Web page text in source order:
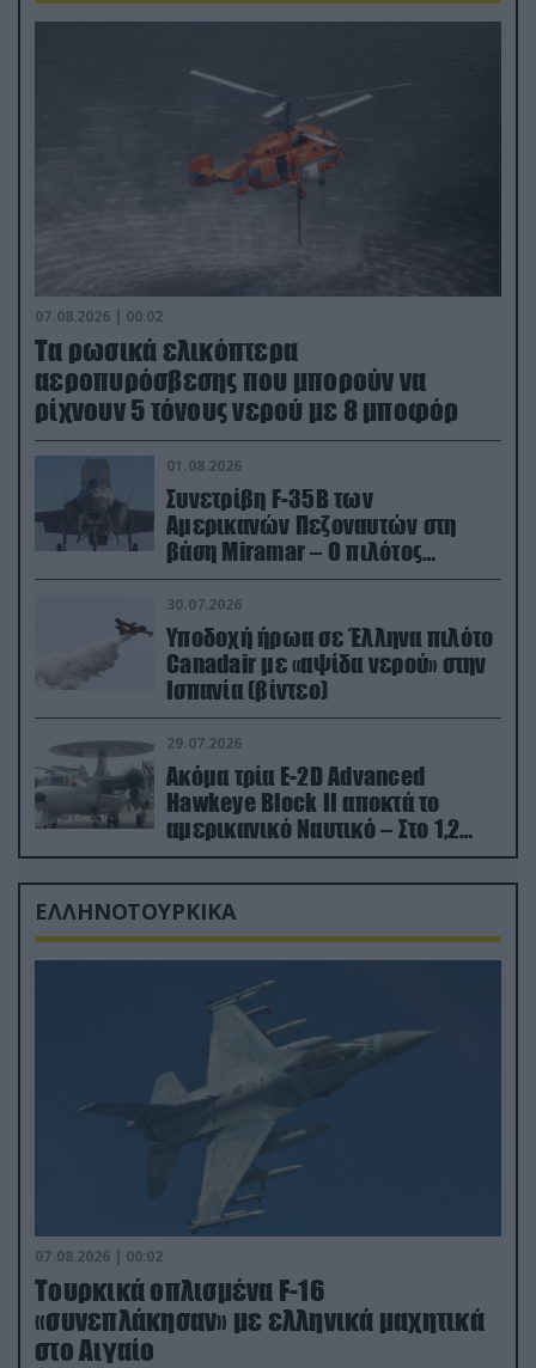
07.08.2026 | 00:02
Τα ρωσικά ελικόπτερα
αεροπυρόσβεσης που μπορούν να
ρίχνουν 5 τόνους νερού με 8 μποφόρ
01.08.2026
Συνετρίβη F-35B των
Αμερικανών Πεζοναυτών στη
βάση Miramar – Ο πιλότος
εκτινάχθηκε εγκαίρως
30.07.2026
Υποδοχή ήρωα σε Έλληνα πιλότο
Canadair με «αψίδα νερού» στην
Ισπανία (βίντεο)
29.07.2026
Ακόμα τρία E-2D Advanced
Hawkeye Block II αποκτά το
αμερικανικό Ναυτικό – Στο 1,2
δισ.δολάρια το κόστος
ΕΛΛΗΝΟΤΟΥΡΚΙΚΑ
07.08.2026 | 00:02
Τουρκικά οπλισμένα F-16
«συνεπλάκησαν» με ελληνικά μαχητικά
στο Αιγαίο